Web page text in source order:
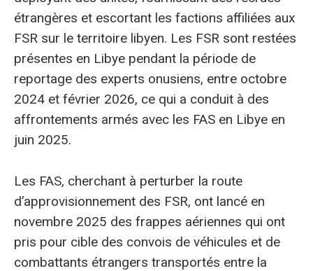
étrangères et escortant les factions affiliées aux
FSR sur le territoire libyen. Les FSR sont restées
présentes en Libye pendant la période de
reportage des experts onusiens, entre octobre
2024 et février 2026, ce qui a conduit à des
affrontements armés avec les FAS en Libye en
juin 2025.
Les FAS, cherchant à perturber la route
d’approvisionnement des FSR, ont lancé en
novembre 2025 des frappes aériennes qui ont
pris pour cible des convois de véhicules et de
combattants étrangers transportés entre la